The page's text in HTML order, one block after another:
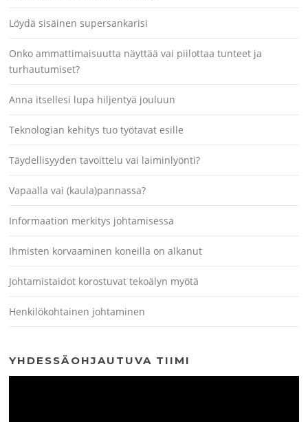
Löydä sisäinen supersankarisi
Onko ammattimaisuutta näyttää vai piilottaa tunteet ja
turhautumiset?
Anna itsellesi lupa hiljentyä jouluun
Teknologian kehitys tuo työtavat esille
Täydellisyyden tavoittelu vai laiminlyönti?
Vapaalla vai (kaula)pannassa?
Informaation merkitys johtamisessa
Ihmisten korvaaminen koneilla on alkanut
Johtamistaidot korostuvat tekoälyn myötä
Henkilökohtainen johtaminen
YHDESSÄOHJAUTUVA TIIMI